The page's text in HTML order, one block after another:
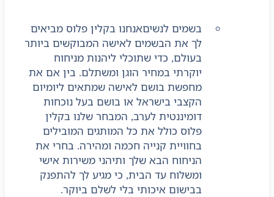
בשמים לנשיםאנחנו בקלין פלוס מביאים
לך את הבשמים לאישה המבוקשים ביותר
בעולם, כדי שתוכלי ליהנות מניחוח
יוקרתי במחיר הוגן ומשתלם. בין אם את
מחפשת בושם לאישה שמתאים ליומיום
הקצבי בישראל או בושם בעל נוכחות
דומיננטית לערב, המבחר שלנו בקלין
פלוס כולל את כל המותגים המובילים
בחוויית קנייה חכמה ומהירה. בחרי את
הניחוח הבא שלך ותיהני משירות אישי
ומשלוח עד הבית, כי מגיע לך להתפנק
בבישום איכותי בלי לשלם ביוקר.